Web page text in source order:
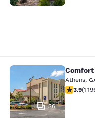
Comfort Inn &
36
Comfort
Athens,
3.913.9(1